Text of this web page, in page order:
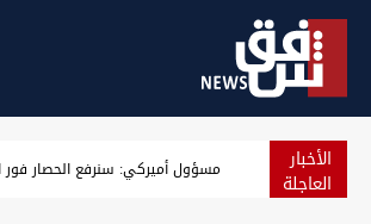
الأخبار
العاجلة اعتقال مدير بلدية الناصرية الأسبق والعثور على 600